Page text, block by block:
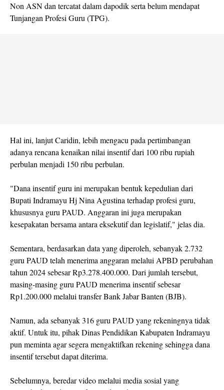
Non ASN dan tercatat dalam dapodik serta belum mendapat
Tunjangan Profesi Guru (TPG).
Hal ini, lanjut Caridin, lebih mengacu pada pertimbangan
adanya rencana kenaikan nilai insentif dari 100 ribu rupiah
perbulan menjadi 150 ribu perbulan.
"Dana insentif guru ini merupakan bentuk kepedulian dari
Bupati Indramayu Hj Nina Agustina terhadap profesi guru,
khususnya guru PAUD. Anggaran ini juga merupakan
kesepakatan bersama antara eksekutif dan legislatif," jelas dia.
Sementara, berdasarkan data yang diperoleh, sebanyak 2.732
guru PAUD telah menerima anggaran melalui APBD perubahan
tahun 2024 sebesar Rp3.278.400.000. Dari jumlah tersebut,
masing-masing guru PAUD menerima insentif sebesar
Rp1.200.000 melalui transfer Bank Jabar Banten (BJB).
Namun, ada sebanyak 316 guru PAUD yang rekeningnya tidak
aktif. Untuk itu, pihak Dinas Pendidikan Kabupaten Indramayu
pun meminta agar segera mengaktifkan rekening sehingga dana
insentif tersebut dapat diterima.
Sebelumnya, beredar video melalui media sosial yang